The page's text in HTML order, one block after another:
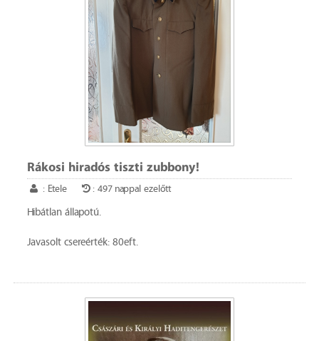
Rákosi hiradós tiszti zubbony!
: Etele : 497 nappal ezelőtt
Hibátlan állapotú.
Javasolt csereérték: 80eft.